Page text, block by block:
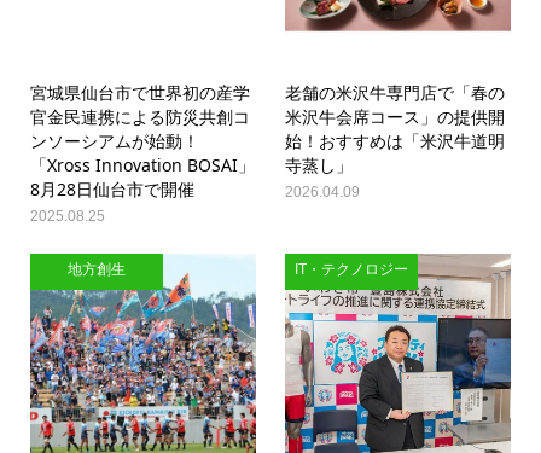
宮城県仙台市で世界初の産学
官金民連携による防災共創コ
ンソーシアムが始動！
「Xross Innovation BOSAI」
8月28日仙台市で開催
2025.08.25
老舗の米沢牛専門店で「春の
米沢牛会席コース」の提供開
始！おすすめは「米沢牛道明
寺蒸し」
2026.04.09
地方創生 IT・テクノロジー